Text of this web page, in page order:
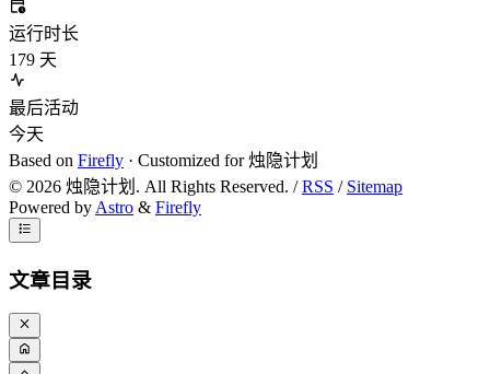
运行时长
179 天
最后活动
今天
Based on Firefly · Customized for 烛隐计划
© 2026 烛隐计划. All Rights Reserved. /RSS / Sitemap
Powered byAstro & Firefly
文章目录